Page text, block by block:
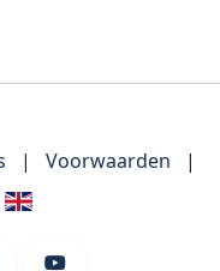
| Voorwaarden
|